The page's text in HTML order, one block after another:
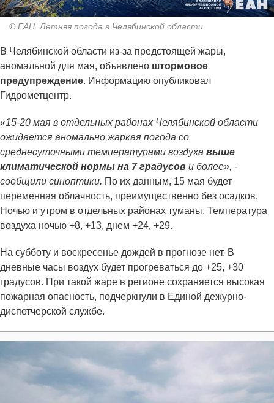
© ЕАН. Летняя погода в Челябинской области
В Челябинской области из-за предстоящей жары,
аномальной для мая, объявлено штормовое
предупреждение. Информацию опубликовал
Гидрометцентр.
«15-20 мая в отдельных районах Челябинской области
ожидается аномально жаркая погода со
среднесуточными температурами воздуха выше
климатической нормы на 7 градусов и более», -
сообщили синоптики. По их данным, 15 мая будет
переменная облачность, преимущественно без осадков.
Ночью и утром в отдельных районах туманы. Температура
воздуха ночью +8, +13, днем +24, +29.
На субботу и воскресенье дождей в прогнозе нет. В
дневные часы воздух будет прогреваться до +25, +30
градусов. При такой жаре в регионе сохраняется высокая
пожарная опасность, подчеркнули в Единой дежурно-
диспетчерской службе.